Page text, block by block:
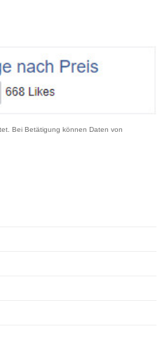
Bei Betätigung können Daten von